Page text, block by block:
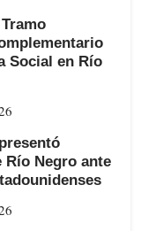
Social en Río
Río Negro ante